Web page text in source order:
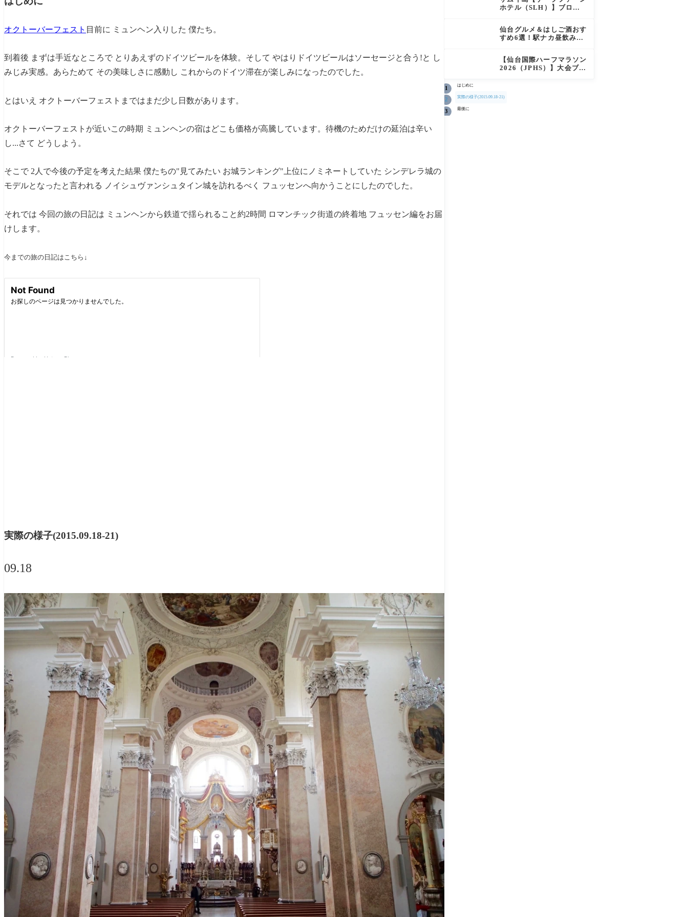
オクトーバーフェスト 目前に ミュンヘン入りした 僕たち。
到着後 まずは手近なところで とりあえずのドイツビールを体験。そして やはりドイツビールはソーセージと合う!と し
みじみ実感。あらためて その美味しさに感動し これからのドイツ滞在が楽しみになったのでした。
とはいえ オクトーバーフェストまではまだ少し日数があります。
オクトーバーフェストが近いこの時期 ミュンヘンの宿はどこも価格が高騰しています。待機のためだけの延泊は辛い
し...さて どうしよう。
そこで 2人で今後の予定を考えた結果 僕たちの"見てみたい お城ランキング"上位にノミネートしていた シンデレラ城の
モデルとなったと言われる ノイシュヴァンシュタイン城を訪れるべく フュッセンへ向かうことにしたのでした。
それでは 今回の旅の日記は ミュンヘンから鉄道で揺られること約2時間 ロマンチック街道の終着地 フュッセン編をお届
けします。
今までの旅の日記はこちら↓
実際の様子(2015.09.18-21)
09.18
徹底レポート
ホテル（SLH）】ブログ
ランド過ごす極上おこもり
ステイ！
仙台グルメ＆はしご酒おす
すめ6選！駅ナカ昼飲みか
ーまで実食レビュー
【仙台国際ハーフマラソン
2026（JPHS）】大会ブロ
夫婦で参加してみた
はじめに
実際の様子(2015.09.18-21)
最後に